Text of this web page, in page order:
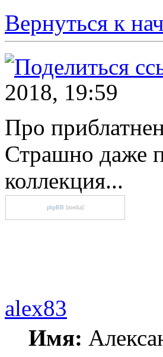
Вернуться к
2018, 19:59
Про
Страшно даже
коллекция...
phpBB [media]
alex83
Имя: